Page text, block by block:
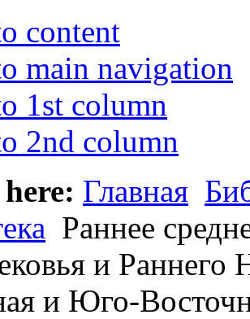
content
main navigation
1st column
2nd column
Главная
Раннее
и
и Юго-